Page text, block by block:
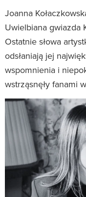
Joanna
Uwielbiana gwiazda
Ostatnie słowa
odsłaniają jej
wspomnienia i
wstrząsnęły fanami